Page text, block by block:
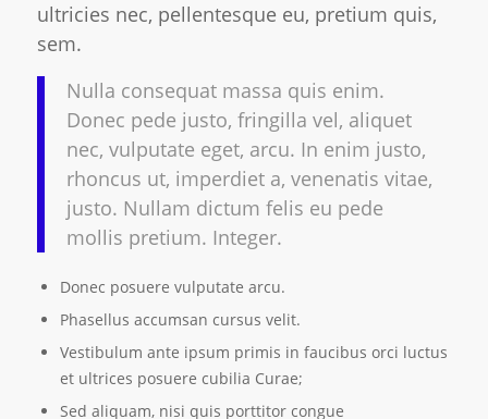
ultricies nec, pellentesque eu, pretium quis,
sem.
Nulla consequat massa quis enim.
Donec pede justo, fringilla vel, aliquet
nec, vulputate eget, arcu. In enim justo,
rhoncus ut, imperdiet a, venenatis vitae,
justo. Nullam dictum felis eu pede
mollis pretium. Integer.
Donec posuere vulputate arcu.
Phasellus accumsan cursus velit.
Vestibulum ante ipsum primis in faucibus orci luctus
et ultrices posuere cubilia Curae;
Sed aliquam, nisi quis porttitor congue